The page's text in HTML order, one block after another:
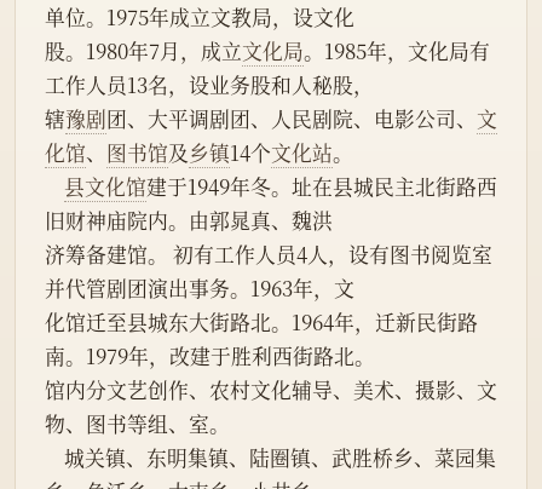
单位。1975年成立文教局，设文化
股。1980年7月，成立文化局。1985年，文化局有
工作人员13名，设业务股和人秘股，
辖豫剧团、大平调剧团、人民剧院、电影公司、 文
化馆、 图书馆及乡镇14个文化站。
县文化馆建于1949年冬。址在县城民主北街路西
旧财神庙院内。由郭晁真、魏洪
济筹备建馆。 初有工作人员4人，设有图书阅览室
并代管剧团演出事务。1963年，文
化馆迁至县城东大街路北。1964年，迁新民街路
南。1979年，改建于胜利西街路北。
馆内分文艺创作、农村文化辅导、美术、摄影、文
物、图书等组、室。